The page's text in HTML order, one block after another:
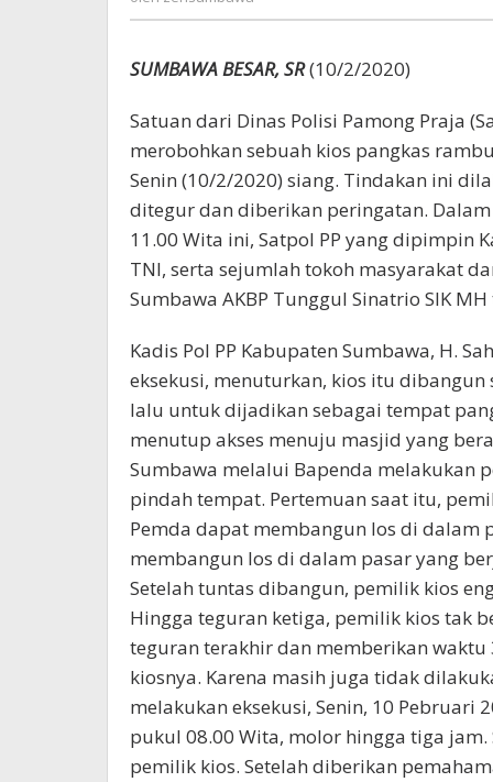
SUMBAWA BESAR, SR(10/2/2020)
Satuan dari Dinas Polisi Pamong Praja
merobohkan sebuah kios pangkas
Senin (10/2/2020) siang. Tindakan ini
ditegur dan diberikan peringatan.
11.00 Wita ini, Satpol PP yang dipimpin
TNI, serta sejumlah tokoh masyarakat
Sumbawa AKBP Tunggul Sinatrio SIK
Kadis Pol PP Kabupaten Sumbawa, H.
eksekusi, menuturkan, kios itu
lalu untuk dijadikan sebagai tempat
menutup akses menuju masjid yang
Sumbawa melalui Bapenda melakukan
pindah tempat. Pertemuan saat itu,
Pemda dapat membangun los di dalam
membangun los di dalam pasar yang
Setelah tuntas dibangun, pemilik kios
Hingga teguran ketiga, pemilik kios tak
teguran terakhir dan memberikan
kiosnya. Karena masih juga tidak
melakukan eksekusi, Senin, 10 Pebruari
pukul 08.00 Wita, molor hingga tiga
pemilik kios. Setelah diberikan